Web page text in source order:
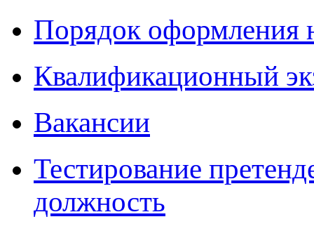
Порядок оформления
Квалификационный
Вакансии
Тестирование
должность